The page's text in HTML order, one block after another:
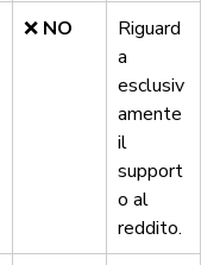
❌ NO
Riguard
a
esclusiv
amente
il
support
o al
reddito.